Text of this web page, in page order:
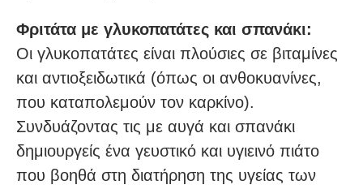
Φριτάτα με γλυκοπατάτες και σπανάκι:
Οι γλυκοπατάτες είναι πλούσιες σε βιταμίνες
και αντιοξειδωτικά (όπως οι ανθοκυανίνες,
που καταπολεμούν τον καρκίνο).
Συνδυάζοντας τις με αυγά και σπανάκι
δημιουργείς ένα γευστικό και υγιεινό πιάτο
που βοηθά στη διατήρηση της υγείας των